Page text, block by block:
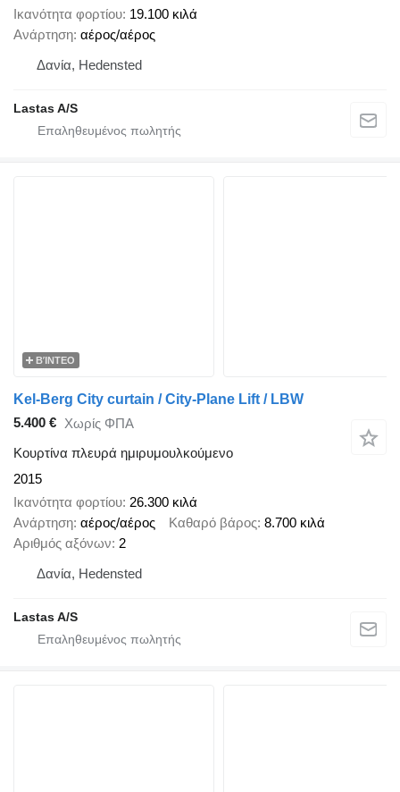
Ικανότητα φορτίου 19.100 κιλά
Ανάρτηση αέρος/αέρος
Δανία, Hedensted
Lastas A/S
ΒΊΝΤΕΟ
Kel-Berg City curtain / City-Plane Lift / LBW
5.400 € Χωρίς ΦΠΑ
Κουρτίνα πλευρά ημιρυμουλκούμενο
2015
Ικανότητα φορτίου 26.300 κιλά
Ανάρτηση αέρος/αέρος Καθαρό βάρος 8.700 κιλά
Αριθμός αξόνων 2
Δανία, Hedensted
Lastas A/S